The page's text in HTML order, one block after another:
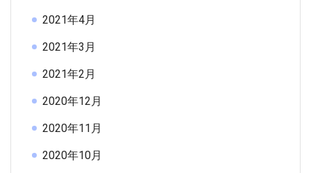
2021年4月
2021年3月
2021年2月
2020年12月
2020年11月
2020年10月